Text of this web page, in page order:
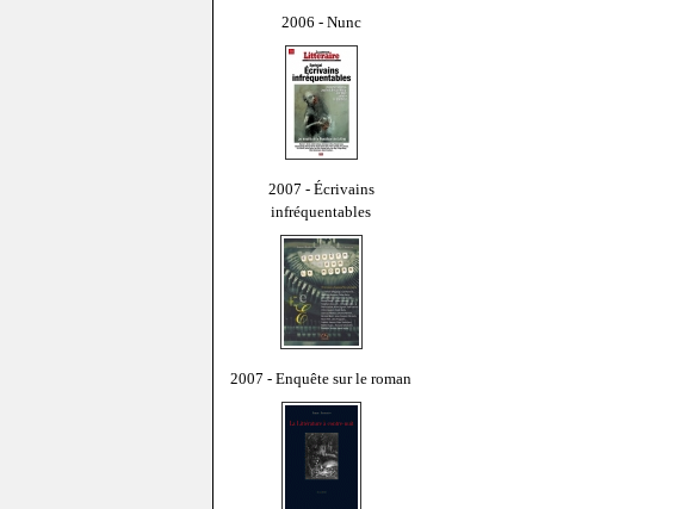
2006 - Nunc
2007 - Écrivains
infréquentables
2007 - Enquête sur le roman